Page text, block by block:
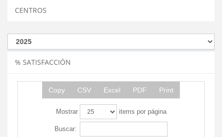
CENTROS
% SATISFACCIÓN
Copy CSV Excel PDF Print
Mostrar items por página
Buscar: